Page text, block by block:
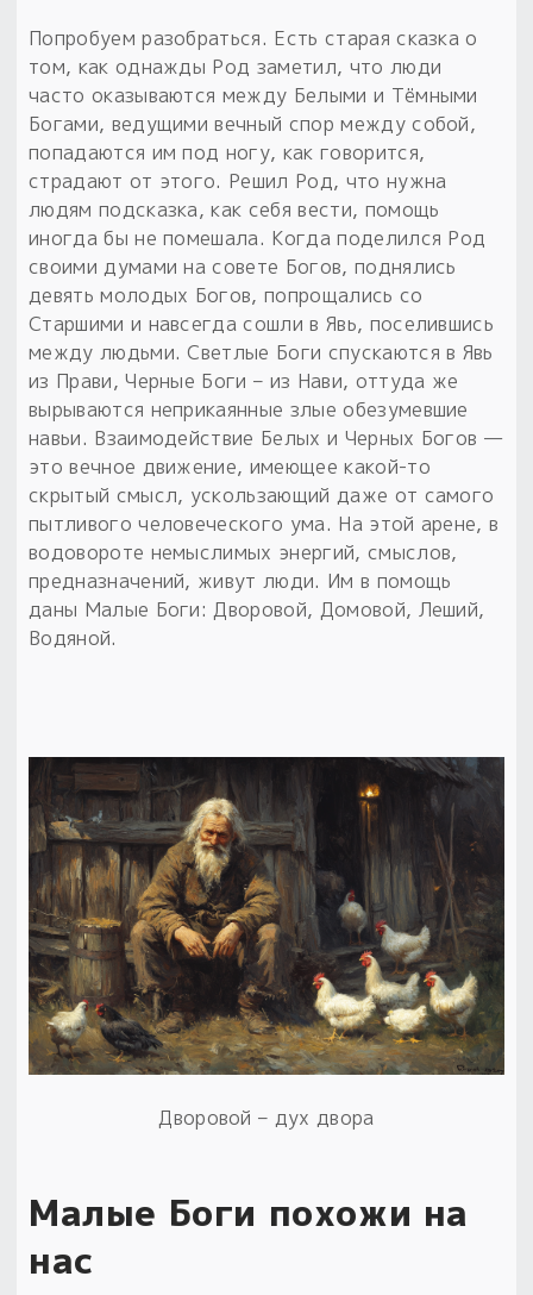
Попробуем разобраться. Есть старая сказка о
том, как однажды Род заметил, что люди
часто оказываются между Белыми и Тёмными
Богами, ведущими вечный спор между собой,
попадаются им под ногу, как говорится,
страдают от этого. Решил Род, что нужна
людям подсказка, как себя вести, помощь
иногда бы не помешала. Когда поделился Род
своими думами на совете Богов, поднялись
девять молодых Богов, попрощались со
Старшими и навсегда сошли в Явь, поселившись
между людьми. Светлые Боги спускаются в Явь
из Прави, Черные Боги – из Нави, оттуда же
вырываются неприкаянные злые обезумевшие
навьи. Взаимодействие Белых и Черных Богов —
это вечное движение, имеющее какой-то
скрытый смысл, ускользающий даже от самого
пытливого человеческого ума. На этой арене, в
водовороте немыслимых энергий, смыслов,
предназначений, живут люди. Им в помощь
даны Малые Боги: Дворовой, Домовой, Леший,
Водяной.
Дворовой – дух двора
Малые Боги похожи на
нас